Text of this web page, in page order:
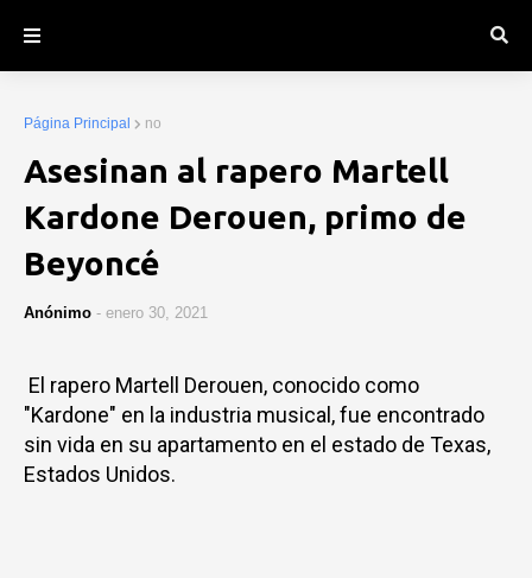
Página Principal no
Asesinan al rapero Martell
Kardone Derouen, primo de
Beyoncé
Anónimo - enero 30, 2021
El rapero Martell Derouen, conocido como
"Kardone" en la industria musical, fue encontrado
sin vida en su apartamento en el estado de Texas,
Estados Unidos.